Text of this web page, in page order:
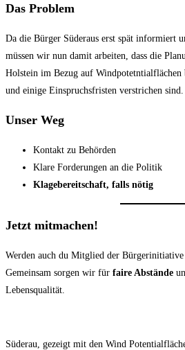
Das Problem
Da die Bürger Süderaus erst spät informiert
müssen wir nun damit arbeiten, dass die
Holstein im Bezug auf Windpotetntialflächen
und einige Einspruchsfristen verstrichen sind.
Unser Weg
Kontakt zu Behörden
Klare Forderungen an die Politik
Klagebereitschaft, falls nötig
Jetzt mitmachen!
Werden auch du Mitglied der Bürgerinitiative
Gemeinsam sorgen wir für faire Abstände
Lebensqualität.
Süderau, gezeigt mit den Wind